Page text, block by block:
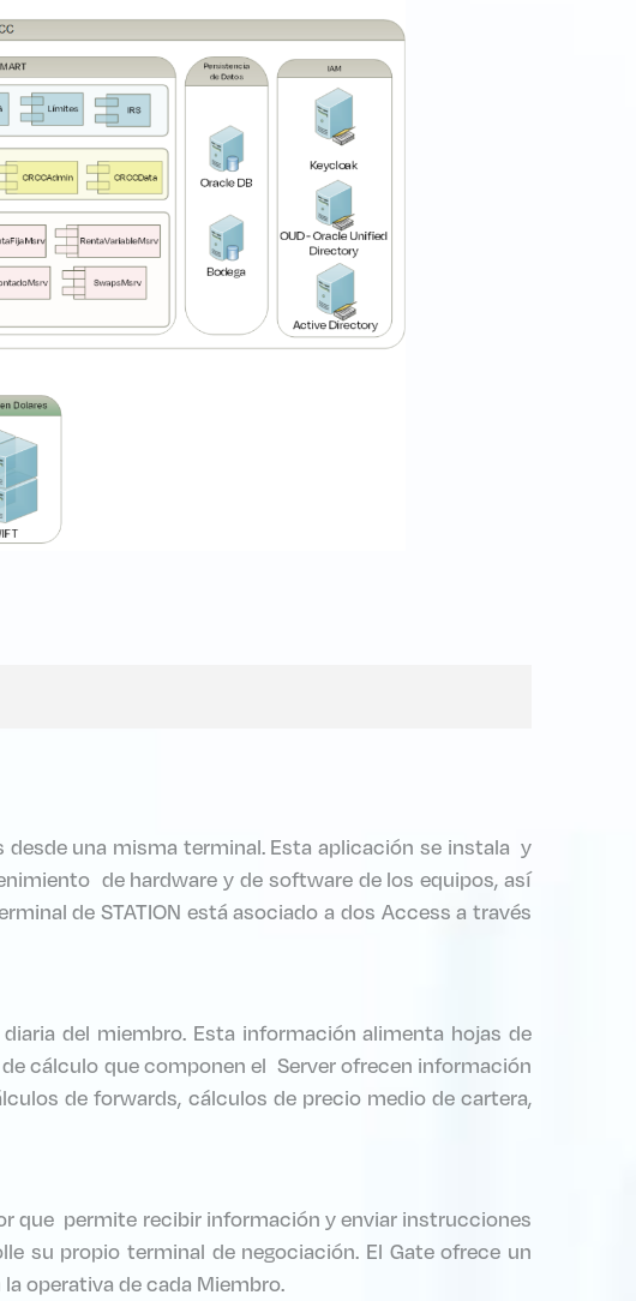
una misma terminal. Esta aplicación se instala y
de hardware y de software de los equipos, así
de STATION está asociado a dos Access a través
del miembro. Esta información alimenta hojas de
cálculo que componen el Server ofrecen información
de forwards, cálculos de precio medio de cartera,
que permite recibir información y enviar instrucciones
su propio terminal de negociación. El Gate ofrece un
operativa de cada Miembro.